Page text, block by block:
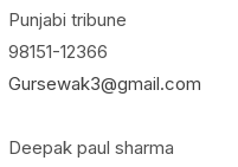
Punjabi tribune
98151-12366
Gursewak3@gmail.com
Deepak paul sharma